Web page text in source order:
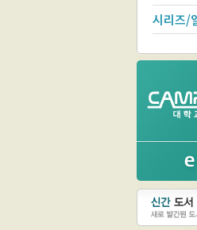
시리즈/